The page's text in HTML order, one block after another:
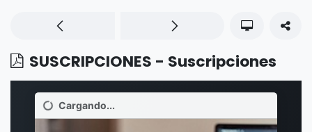
SUSCRIPCIONES - Suscripciones